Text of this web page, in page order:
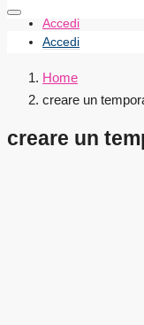
Accedi
Accedi
Home
creare un
creare un